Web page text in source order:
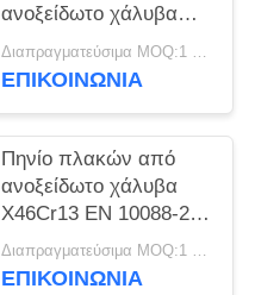
ανοξείδωτο χάλυβα
DIN X46Cr13
Διαπραγματεύσιμα MOQ:1 τόνος
ΕΠΙΚΟΙΝΩΝΊΑ
Πηνίο πλακών από
ανοξείδωτο χάλυβα
X46Cr13 EN 10088-2
1.4034 Υλικό
Διαπραγματεύσιμα MOQ:1 τόνος
ΕΠΙΚΟΙΝΩΝΊΑ